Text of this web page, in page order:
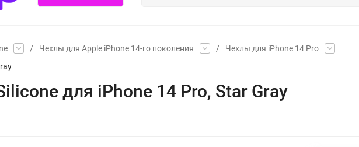
/ Чехлы для Apple iPhone 14-го поколения /
Чехлы для iPhone 14 Pro
для iPhone 14 Pro, Star Gray